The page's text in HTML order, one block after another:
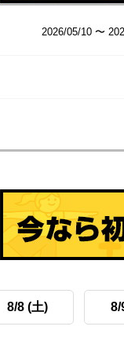
2026/05/10 〜
8/8 (土) 8/